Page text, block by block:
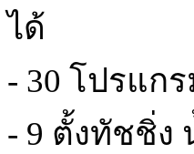
ได้
- 30 โปรแกร
- 9 ตั้งทัชชิ่ง